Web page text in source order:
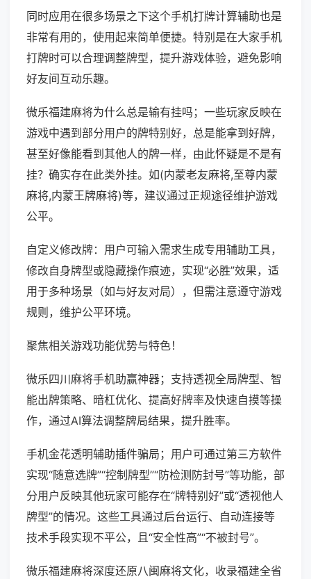
同时应用在很多场景之下这个手机打牌计算辅助也是
非常有用的，使用起来简单便捷。特别是在大家手机
打牌时可以合理调整牌型，提升游戏体验，避免影响
好友间互动乐趣。
微乐福建麻将为什么总是输有挂吗；一些玩家反映在
游戏中遇到部分用户的牌特别好，总是能拿到好牌，
甚至好像能看到其他人的牌一样，由此怀疑是不是有
挂？确实存在此类外挂。如(内蒙老友麻将,至尊内蒙
麻将,内蒙王牌麻将)等，建议通过正规途径维护游戏
公平。
自定义修改牌：用户可输入需求生成专用辅助工具，
修改自身牌型或隐藏操作痕迹，实现“必胜”效果，适
用于多种场景（如与好友对局），但需注意遵守游戏
规则，维护公平环境。
聚焦相关游戏功能优势与特色！
微乐四川麻将手机助赢神器；支持透视全局牌型、智
能出牌策略、暗杠优化、提高好牌率及快速自摸等操
作，通过AI算法调整牌局结果，提升胜率。
手机金花透明辅助插件骗局；用户可通过第三方软件
实现“随意选牌”“控制牌型”“防检测防封号”等功能，部
分用户反映其他玩家可能存在“牌特别好”或“透视他人
牌型”的情况。这些工具通过后台运行、自动连接等
技术手段实现不平公，且“安全性高”“不被封号”。
微乐福建麻将深度还原八闽麻将文化，收录福建全省